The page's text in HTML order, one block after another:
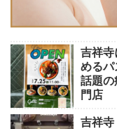
吉祥
めるパ
話題の
門店
吉祥寺